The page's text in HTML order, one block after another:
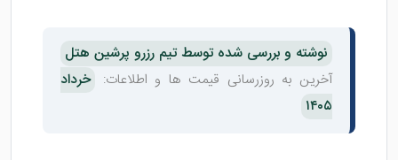
نوشته و بررسی شده توسط تیم رزرو پرشین هتل
آخرین به روزرسانی قیمت ها و اطلاعات: خرداد
۱۴۰۵